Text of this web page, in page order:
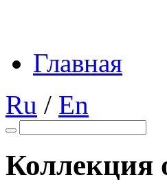
Главная
Ru / En
Коллекция